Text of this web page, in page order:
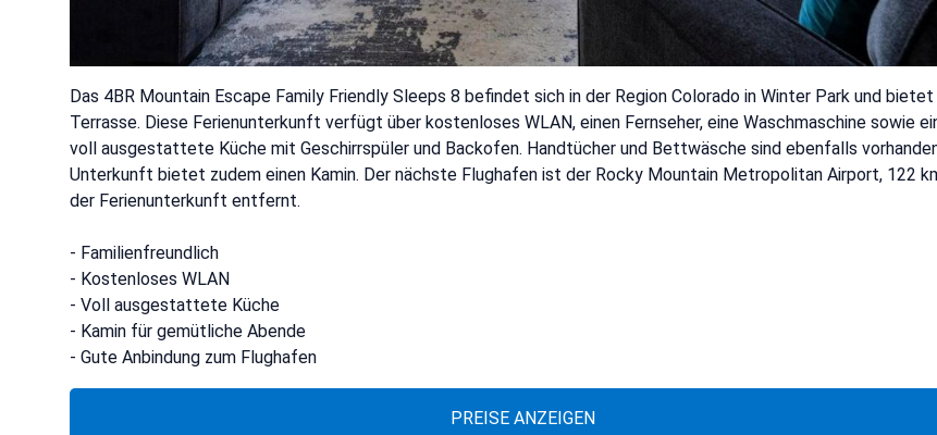
Das 4BR Mountain Escape Family Friendly Sleeps 8 befindet sich in der Region Colorado in Winter Park und bietet
Terrasse. Diese Ferienunterkunft verfügt über kostenloses WLAN, einen Fernseher, eine Waschmaschine sowie
voll ausgestattete Küche mit Geschirrspüler und Backofen. Handtücher und Bettwäsche sind ebenfalls
Unterkunft bietet zudem einen Kamin. Der nächste Flughafen ist der Rocky Mountain Metropolitan Airport, 122
der Ferienunterkunft entfernt.
- Familienfreundlich
- Kostenloses WLAN
- Voll ausgestattete Küche
- Kamin für gemütliche Abende
- Gute Anbindung zum Flughafen
PREISE ANZEIGEN